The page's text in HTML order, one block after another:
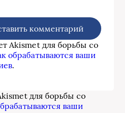
Akismet для борьбы со
обрабатываются ваши
.
для борьбы со
ваши